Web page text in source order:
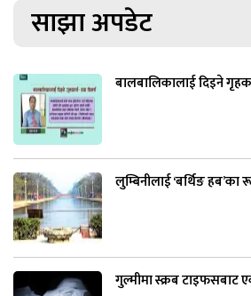
साझा अपडेट
बालबालिकालाई दिइने
लुम्बिनीलाई ‘बर्थिङ
गुल्मीमा स्क्रब टाइफसबाट